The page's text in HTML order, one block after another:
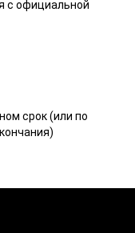
с официальной
срок (или по